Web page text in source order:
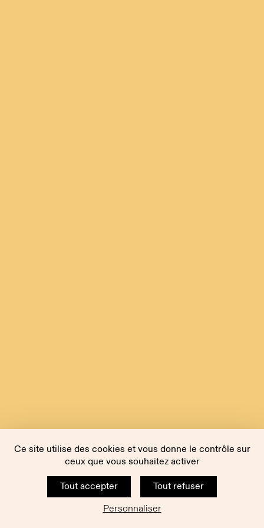
Ce site utilise des cookies et vous donne le contrôle sur
ceux que vous souhaitez activer
Tout accepter
Tout refuser
Personnaliser